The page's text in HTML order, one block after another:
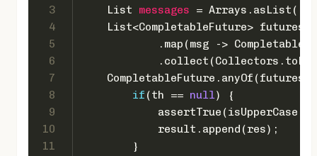
3
4
5
6
7
8
9
10
11
List
messages = Arrays.asList(
List<CompletableFuture> futures
.map(msg ->
if (th == null) {
            result.append(res);
        }